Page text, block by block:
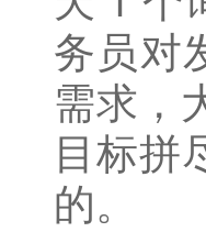
务员对
需求，
目标拼
的。